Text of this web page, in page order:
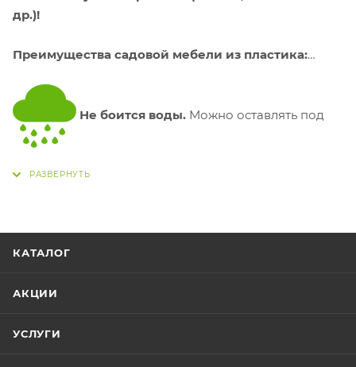
др.)!
Преимущества садовой мебели из пластика:
Не боится воды. Можно оставлять под
КАТАЛОГ
АКЦИИ
УСЛУГИ